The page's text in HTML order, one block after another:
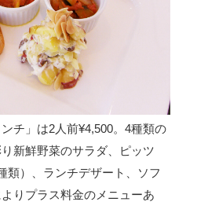
チ」は2人前¥4,500。4種類の
新鮮野菜のサラダ、ピッツ
類）、ランチデザート、ソフ
りプラス料金のメニューあ